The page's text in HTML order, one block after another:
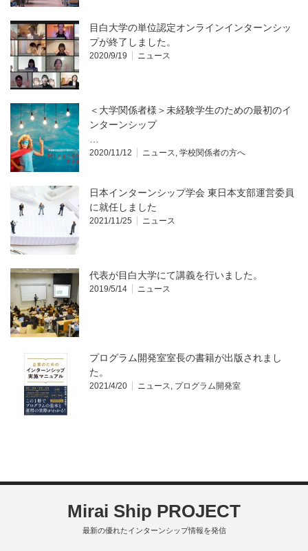
目白大学の単位認定オンラインインターンシッ
プが終了しました。
2020/9/19 ニュース
＜大学関係者様＞未経験学生のための最初のイ
ンターンシップ
…
2020/11/12 ニュース, 学校関係者の方へ
日本インターンシップ学会 東日本支部運営委員
に就任しました
2021/11/25 ニュース
代表が目白大学にて講義を行いました。
2019/5/14 ニュース
プログラム開発室室長の書籍が出版されまし
た。
2021/4/20 ニュース, プログラム開発室
Mirai Ship PROJECT
最新の優れたインターンシップ情報を発信